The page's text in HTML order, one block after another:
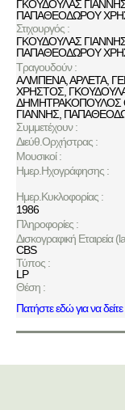
ΓΚΟΥΔΟΥΛΑΣ
ΠΑΠΑΘΕΟΔΩΡΟΥ
Στιχουργός :
ΓΚΟΥΔΟΥΛΑΣ
ΠΑΠΑΘΕΟΔΩΡΟΥ
Τραγουδούν :
ΑΛΜΠΕΝΑ, ΑΡΛΕΤΑ,
ΧΡΗΣΤΟΣ
ΔΗΜΗΤΡΑΚΟΠΟΥΛΟΣ
ΓΙΑΝΝΗΣ
Συμμετέχουν :
Διεύθ.Ορχήστρας :
Μουσικοί :
Ημερ.Ηχογράφησης :
Ημερ.Κυκλοφορίας :
1986
Πληροφορίες :
Δισκογραφική Εταιρεία
CBS
Τύπος :
LP
Θέση :
Πατήστε εδώ για να